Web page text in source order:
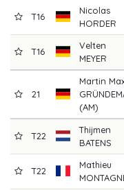
T16
Nicolas
HORDER
T16
Velten
MEYER
21
Martin
(AM)
T22
Thijmen
BATENS
T22
Mathieu